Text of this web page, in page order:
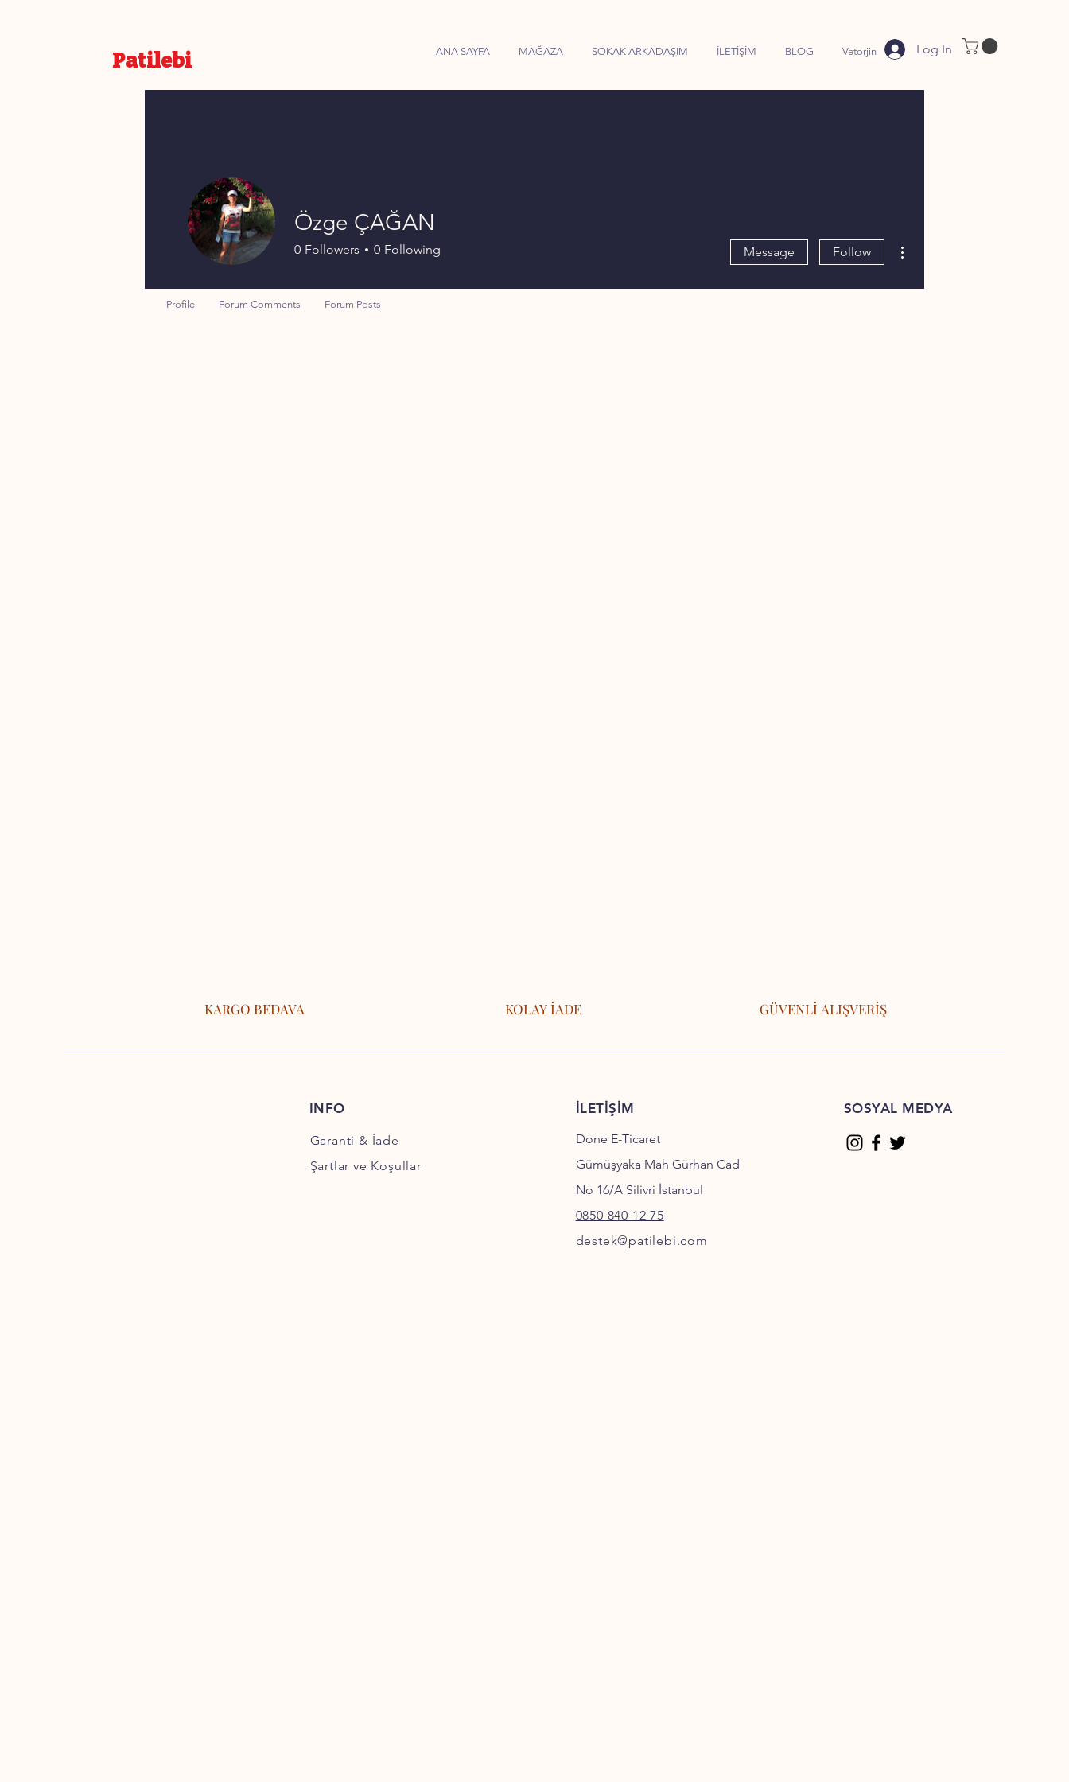
Patilebi ANA SAYFA MAĞAZA SOKAK ARKADAŞIM İLETİŞİM BLOG Vetorjin Log In
Özge ÇAĞAN
0 Followers 0 Following Message Follow
Profile Forum Comments Forum Posts
KARGO BEDAVA KOLAY İADE GÜVENLİ ALIŞVERİŞ
INFO
Garanti & İade
Şartlar ve Koşullar
İLETİŞİM
Done E-Ticaret
Gümüşyaka Mah Gürhan Cad
No 16/A Silivri İstanbul
0850 840 12 75
destek@patilebi.com
SOSYAL MEDYA